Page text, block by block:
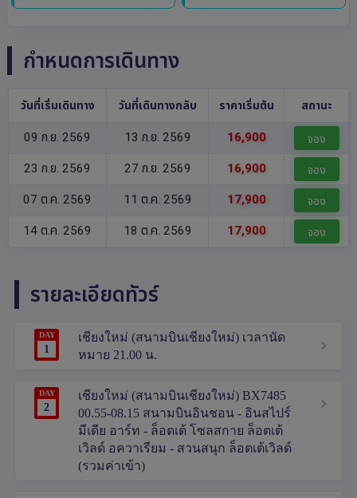
กำหนดการเดินทาง
วันที่เริ่มเดินทาง วันที่เดินทางกลับ ราคาเริ่มต้น สถานะ
09 ก.ย. 2569 13 ก.ย. 2569 16,900 จอง
23 ก.ย. 2569 27 ก.ย. 2569 16,900 จอง
07 ต.ค. 2569 11 ต.ค. 2569 17,900 จอง
14 ต.ค. 2569 18 ต.ค. 2569 17,900 จอง
รายละเอียดทัวร์
DAY
1
เชียงใหม่ (สนามบินเชียงใหม่) เวลานัด
หมาย 21.00 น.
DAY
2
เชียงใหม่ (สนามบินเชียงใหม่) BX7485
00.55-08.15 สนามบินอินชอน - อินสไปร์
มีเดีย อาร์ท - ล็อตเต้ โซลสกาย ล็อตเต้
เวิลด์ อควาเรียม - สวนสนุก ล็อตเต้เวิลด์
(รวมค่าเข้า)